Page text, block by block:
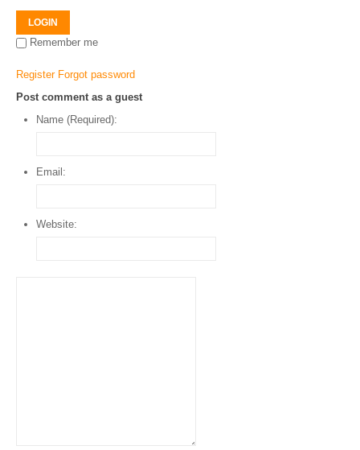
LOGIN
Remember me
Register Forgot password
Post comment as a guest
Name (Required):
Email:
Website: